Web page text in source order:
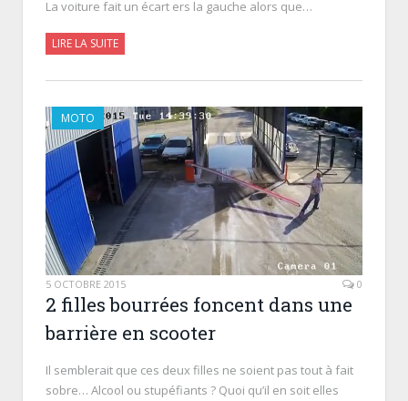
La voiture fait un écart ers la gauche alors que…
LIRE LA SUITE
MOTO
5 OCTOBRE 2015 0
2 filles bourrées foncent dans une
barrière en scooter
Il semblerait que ces deux filles ne soient pas tout à fait
sobre… Alcool ou stupéfiants ? Quoi qu’il en soit elles